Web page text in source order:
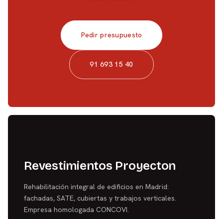
Pedir presupuesto
91 693 15 40
Revestimientos Proyecton
Rehabilitación integral de edificios en Madrid:
fachadas, SATE, cubiertas y trabajos verticales.
Empresa homologada CONCOVI.